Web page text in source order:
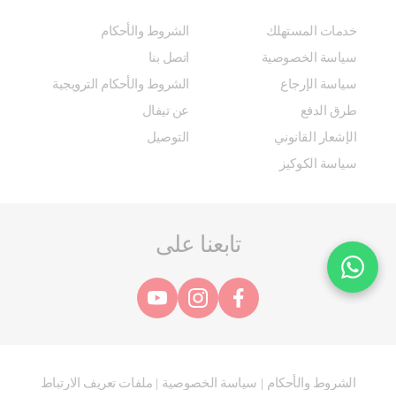
خدمات المستهلك
الشروط والأحكام
سياسة الخصوصية
اتصل بنا
سياسة الإرجاع
الشروط والأحكام الترويجية
طرق الدفع
عن تيفال
الإشعار القانوني
التوصيل
سياسة الكوكيز
تابعنا على
الشروط والأحكام | سياسة الخصوصية | ملفات تعريف الارتباط